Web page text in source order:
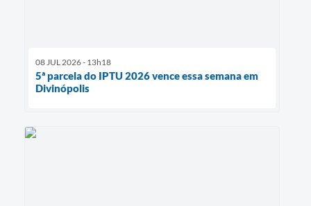
08 JUL 2026 - 13h18
5ª parcela do IPTU 2026 vence essa semana em
Divinópolis